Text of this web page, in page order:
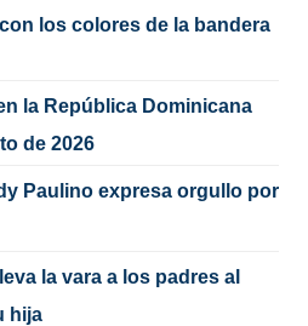
los colores de la bandera
la República Dominicana
de 2026
Paulino expresa orgullo por
la vara a los padres al
hija